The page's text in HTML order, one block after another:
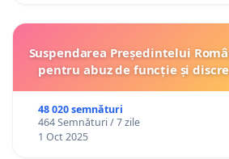
Suspendarea Președintelui
pentru abuz de funcție și
48 020 semnături
464 Semnături / 7 zile
1 Oct 2025